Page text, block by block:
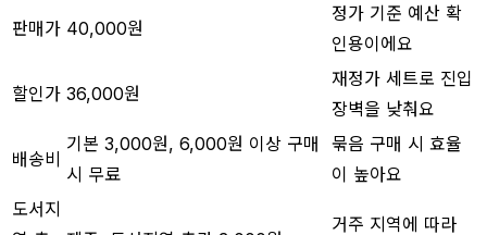
판매가 40,000원
정가 기준 예산 확
인용이에요
할인가 36,000원
재정가 세트로 진입
장벽을 낮춰요
배송비
기본 3,000원, 6,000원 이상 구매
시 무료
묶음 구매 시 효율
이 높아요
도서지
거주 지역에 따라